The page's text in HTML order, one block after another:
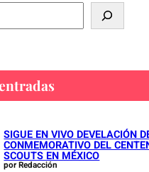
SIGUE EN VIVO DEVELACIÓN
CONMEMORATIVO DEL
SCOUTS EN MÉXICO
por Redacción